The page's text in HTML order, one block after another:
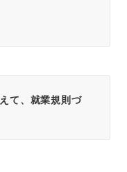
て、就業規則づ